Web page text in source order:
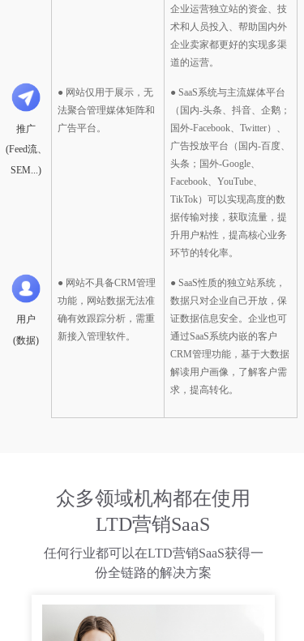
推广
用户
(数据)
(Feed流、
SEM...)
企业运营独立站的资金、技
术和人员投入、帮助国内外
企业卖家都更好的实现多渠
道的运营。
● 网站仅用于展示，无
法聚合管理媒体矩阵和
广告平台。
● SaaS系统与主流媒体平台
（国内-头条、抖音、企鹅；
国外-Facebook、Twitter）、
广告投放平台（国内-百度、
头条；国外-Google、
Facebook、YouTube、
TikTok）可以实现高度的数
据传输对接，获取流量，提
升用户粘性，提高核心业务
环节的转化率。
● 网站不具备CRM管理
功能，网站数据无法准
确有效跟踪分析，需重
新接入管理软件。
● SaaS性质的独立站系统，
数据只对企业自己开放，保
证数据信息安全。企业也可
通过SaaS系统内嵌的客户
CRM管理功能，基于大数据
解读用户画像，了解客户需
求，提高转化。
众多领域机构都在使用
LTD营销SaaS
任何行业都可以在LTD营销SaaS获得一
份全链路的解决方案